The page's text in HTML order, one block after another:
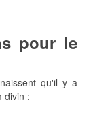
pour le
qu'il y a
divin :